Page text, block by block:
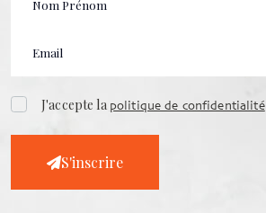
J'accepte lapolitique de confidentialité
S'inscrire